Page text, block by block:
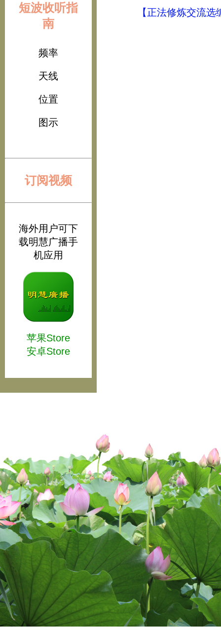
短波收听指
南
频率
天线
位置
图示
订阅视频
海外用户可下
载明慧广播手
机应用
苹果Store
安卓Store
【正法修炼交流